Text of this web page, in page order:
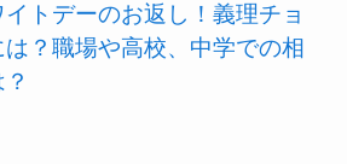
イトデーのお返し！義理チョ
は？職場や高校、中学での相